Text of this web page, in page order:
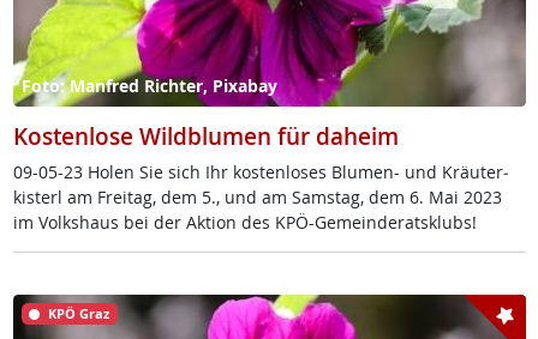
Foto: Manfred Richter, Pixabay
Kostenlose Wildblumen für daheim
09-05-23 Ho­len Sie sich Ihr kos­ten­lo­ses Blu­men- und Kräu­ter­
kis­terl am Frei­tag, dem 5., und am Sams­tag, dem 6. Mai 2023
im Volks­haus bei der Ak­ti­on des KPÖ-Ge­mein­de­rats­klubs!
KPÖ Graz